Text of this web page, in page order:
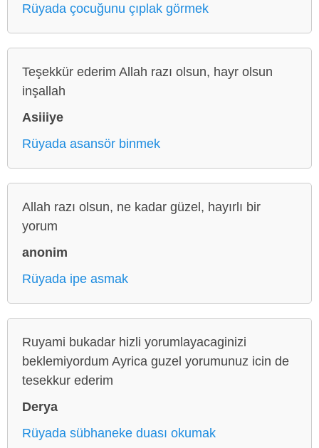
Rüyada çocuğunu çıplak görmek
Teşekkür ederim Allah razı olsun, hayr olsun
inşallah
Asiiiye
Rüyada asansör binmek
Allah razı olsun, ne kadar güzel, hayırlı bir
yorum
anonim
Rüyada ipe asmak
Ruyami bukadar hizli yorumlayacaginizi
beklemiyordum Ayrica guzel yorumunuz icin de
tesekkur ederim
Derya
Rüyada sübhaneke duası okumak